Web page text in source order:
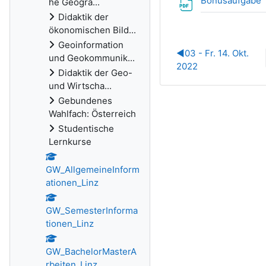
◀︎03 - Fr. 14. Okt.
2022
Didaktik der
ökonomischen Bild...
Geoinformation
und Geokommunik...
Didaktik der Geo-
und Wirtscha...
Gebundenes
Wahlfach: Österreich
Studentische
Lernkurse
GW_AllgemeineInform
ationen_Linz
GW_SemesterInforma
tionen_Linz
GW_BachelorMasterA